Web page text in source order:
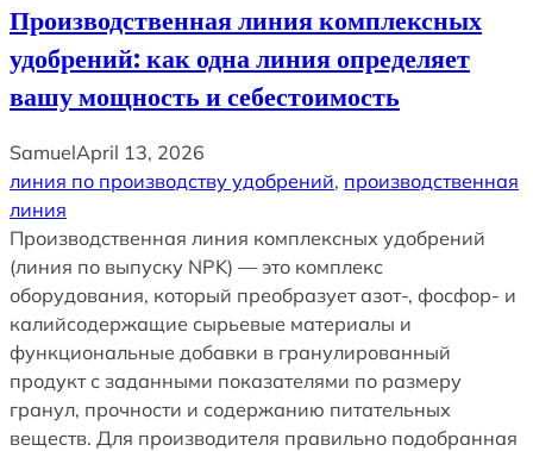
Производственная линия комплексных
удобрений: как одна линия определяет
вашу мощность и себестоимость
SamuelApril 13, 2026
линия по производству удобрений, производственная
линия
Производственная линия комплексных удобрений
(линия по выпуску NPK) — это комплекс
оборудования, который преобразует азот-, фосфор- и
калийсодержащие сырьевые материалы и
функциональные добавки в гранулированный
продукт с заданными показателями по размеру
гранул, прочности и содержанию питательных
веществ. Для производителя правильно подобранная